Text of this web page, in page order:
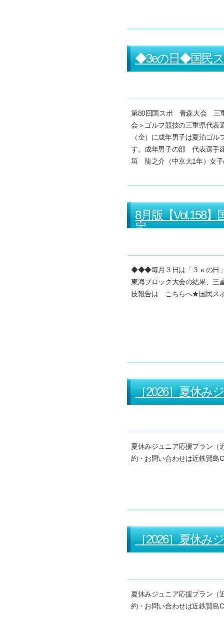
◆3eの日◆国民
第80回国スポ 青森大会 三重
会＞ゴルフ競技の三重県代表
（金）に成年男子は夏泊ゴ
す。成年男子の部 代表選手
垣 龍之介（中京大1年）女
8月版【Vol.158
定
◆◆◆毎月３日は「３ｅの日
東海ブロック大会の結果、
技報告は こちらへ★国民ス
［2026］夏休み
夏休みジュニア応援プラン（
約・お問い合わせは近鉄賢島
［2026］夏休み
夏休みジュニア応援プラン（
約・お問い合わせは近鉄賢島